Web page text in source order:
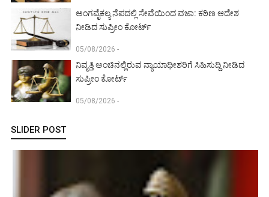
ಅಂಗವೈಕಲ್ಯ ನೆಪದಲ್ಲಿ ಸೇವೆಯಿಂದ ವಜಾ: ಕಠಿಣ ಆದೇಶ
ನೀಡಿದ ಸುಪ್ರೀಂ ಕೋರ್ಟ್‌
05/08/2026 -
ನಿವೃತ್ತಿ ಅಂಚಿನಲ್ಲಿರುವ ನ್ಯಾಯಾಧೀಶರಿಗೆ ಸಿಹಿಸುದ್ದಿ ನೀಡಿದ
ಸುಪ್ರೀಂ ಕೋರ್ಟ್‌
05/08/2026 -
SLIDER POST